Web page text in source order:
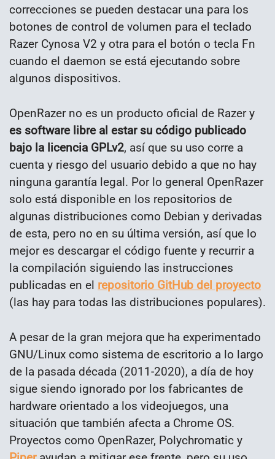
correcciones se pueden destacar una para los
botones de control de volumen para el teclado
Razer Cynosa V2 y otra para el botón o tecla Fn
cuando el daemon se está ejecutando sobre
algunos dispositivos.
OpenRazer no es un producto oficial de Razer y
es software libre al estar su código publicado
bajo la licencia GPLv2, así que su uso corre a
cuenta y riesgo del usuario debido a que no hay
ninguna garantía legal. Por lo general OpenRazer
solo está disponible en los repositorios de
algunas distribuciones como Debian y derivadas
de esta, pero no en su última versión, así que lo
mejor es descargar el código fuente y recurrir a
la compilación siguiendo las instrucciones
publicadas en el repositorio GitHub del proyecto
(las hay para todas las distribuciones populares).
A pesar de la gran mejora que ha experimentado
GNU/Linux como sistema de escritorio a lo largo
de la pasada década (2011-2020), a día de hoy
sigue siendo ignorado por los fabricantes de
hardware orientado a los videojuegos, una
situación que también afecta a Chrome OS.
Proyectos como OpenRazer, Polychromatic y